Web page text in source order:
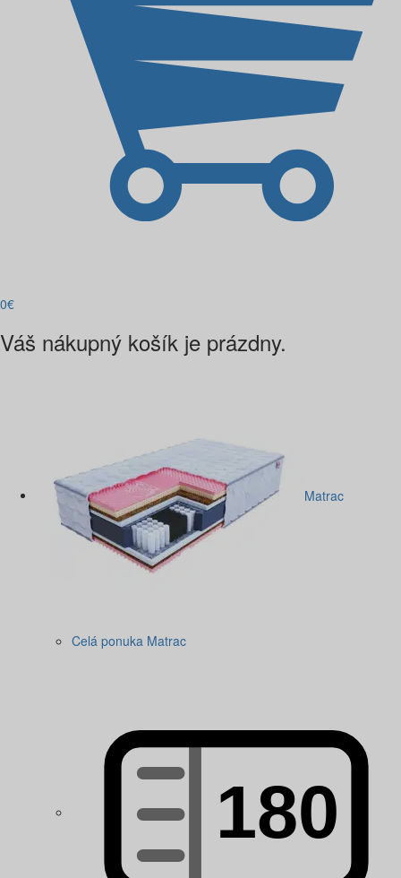
0€
Váš nákupný košík je prázdny.
Matrac
Celá ponuka Matrac